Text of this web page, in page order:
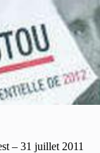
– 31 juillet 2011